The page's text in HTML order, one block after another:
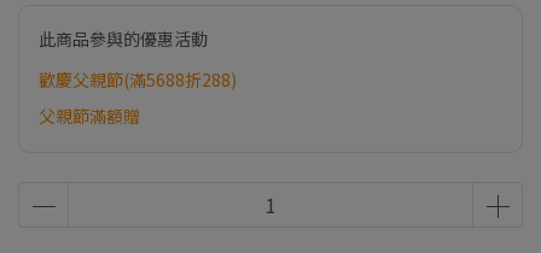
此商品參與的優惠活動
歡慶父親節(滿5688折288)
父親節滿額贈